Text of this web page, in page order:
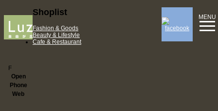
MENU
Shoplist
Fashion & Goods
Beauty & Lifestyle
Cafe & Restaurant
F
Open
Phone
Web